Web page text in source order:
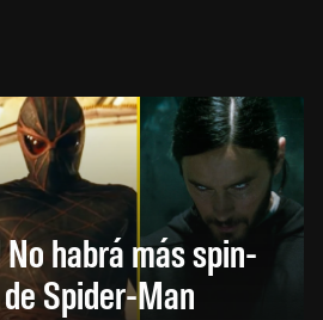
habrá más spin-
Spider-Man